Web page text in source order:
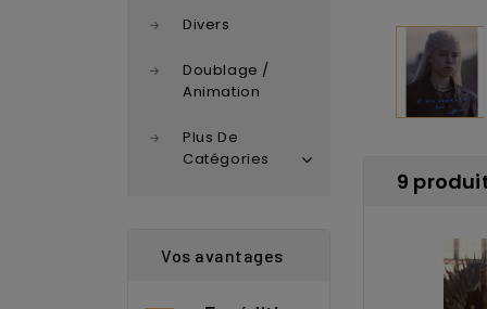
Divers
Doublage /
Animation
Plus De
Catégories
Vos avantages
9